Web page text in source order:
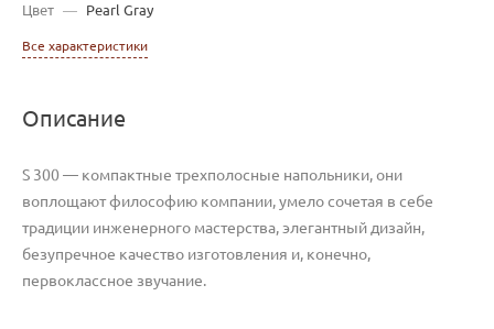
Цвет — Pearl Gray
Все характеристики
Описание
S 300 — компактные трехполосные напольники, они
воплощают философию компании, умело сочетая в себе
традиции инженерного мастерства, элегантный дизайн,
безупречное качество изготовления и, конечно,
первоклассное звучание.